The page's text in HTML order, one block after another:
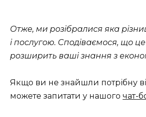
Отже, ми розібралися яка
і послугою. Сподіваємося, що
розширить ваші знання з
Якщо ви не знайшли потрібну
можете запитати у нашого чат-